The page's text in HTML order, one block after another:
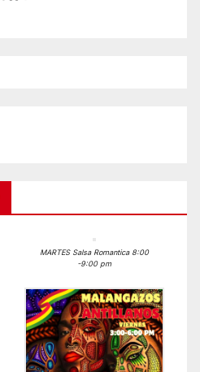
MARTES Salsa Romantica 8:00
-9:00 pm